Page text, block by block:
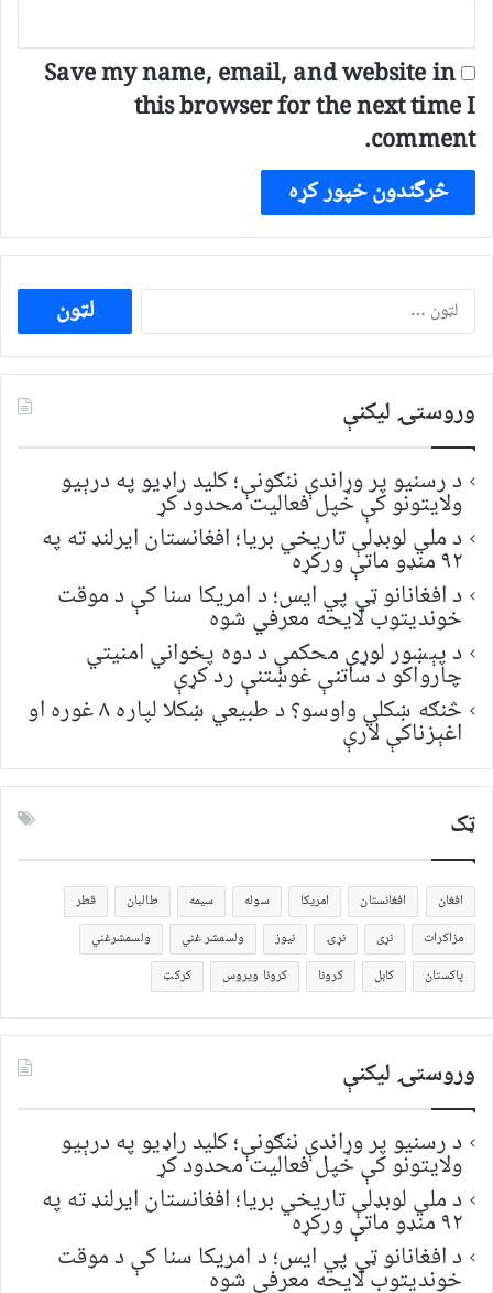
Save my name, email, and website in
this browser for the next time I
comment.
ددی
لپاره
لټون:
وروستۍ ليکنې
د رسنیو پر وړاندې ننګونې؛ کلید راډیو په درېیو
ولایتونو کې خپل فعالیت محدود کړ
د ملي لوبډلې تاریخي بریا؛ افغانستان ایرلنډ ته په
۹۲ منډو ماتې ورکړه
د افغانانو ټي پي ایس؛ د امریکا سنا کې د موقت
خونديتوب لایحه معرفي شوه
د پېښور لوړې محکمې د دوه پخواني امنیتي
چارواکو د ساتنې غوښتنې رد کړې
څنګه ښکلي واوسو؟ د طبیعي ښکلا لپاره ۸ غوره او
اغېزناکې لارې
ټک
افغان افغانستان امریکا سوله سیمه طالبان
قطر
مزاکرات
نړی نړۍ نیوز ولسمشر غني
ولسمشرغني
پاکستان
کابل کرونا کرونا ویروس کرکټ
وروستۍ ليکنې
د رسنیو پر وړاندې ننګونې؛ کلید راډیو په درېیو
ولایتونو کې خپل فعالیت محدود کړ
د ملي لوبډلې تاریخي بریا؛ افغانستان ایرلنډ ته په
۹۲ منډو ماتې ورکړه
د افغانانو ټي پي ایس؛ د امریکا سنا کې د موقت
خونديتوب لایحه معرفي شوه